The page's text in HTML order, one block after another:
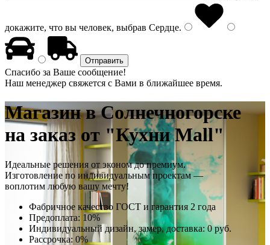
докажите, что вы человек, выбрав Сердце.
Спасибо за Ваше сообщение!
Наш менеджер свяжется с Вами в ближайшее время.
Магазинв Солнечногорске
на заказ от "Кухни Mall"
Идеальные решения от эконом до премиум.
Изготовление по индивидуальным проектам —
воплотим любую вашу мечту!
Фабричное качество ГОСТ и гарантия 2 года
Предоплата:10%
Индивидуальный дизайн, замер, доставка:0 руб.
Рассрочка: 0%